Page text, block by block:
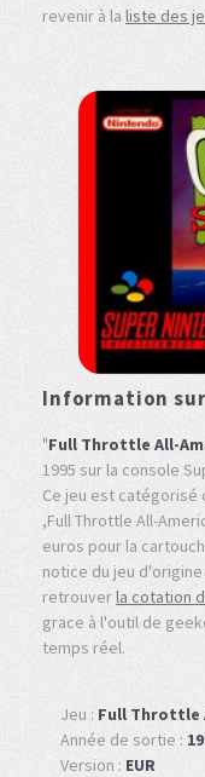
revenir à la liste des
Information
"Full Throttle All-
1995 sur la console
Ce jeu est catégorisé
,Full Throttle All-
euros pour la
notice du jeu
retrouverla cotation
grace à l'outil de
temps réel.
Jeu : Full Throttle
Année de sortie :
Version : EUR